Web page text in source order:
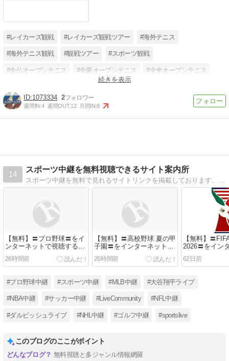
#レイカーズ観戦 #レイカーズ観戦ツアー #海外テニス
#海外テニス観戦 #観戦ツアー #スポーツ観戦
#全仏オープンテニス #全豪オープンテニス #全米オープンテニス
続きを表示
1073334 2
週間IN:4 週間OUT:12 月間IN:8
14
スポーツ中継を無料視聴できるサイト案内所
スポーツ中継を無料で見れるサイトリンクを掲載しております。プロ野球全試合、MLB全試合、海外サッカー、NBA、NFL、NHL、国際大会（W杯、WBC）など様々なスポーツを無料でご覧になれます。
【無料】〓プロ野球〓をイ
ンターネットで視聴する方
26時間前
【無料】〓高校野球 夏の甲
子園〓をインターネットで
視聴する方法
26時間前
【無料】〓
2026〓をイン
視聴する方法<
62日前
#プロ野球中継 #スポーツ中継 #MLB中継 #大谷翔平ライブ
#NBA中継 #サッカー中継 #LiveCommunity #NFL中継
#ダルビッシュライブ #NHL中継 #ゴルフ中継 #sportslive
このブログのここがポイント
無料視聴と多ジャンル情報網羅